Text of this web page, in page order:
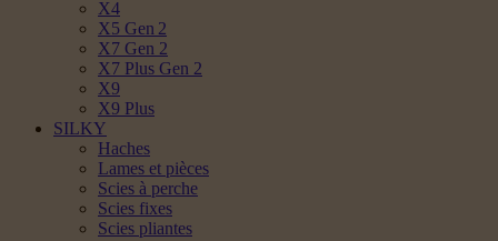
X4
X5 Gen 2
X7 Gen 2
X7 Plus Gen 2
X9
X9 Plus
SILKY
Haches
Lames et pièces
Scies à perche
Scies fixes
Scies pliantes